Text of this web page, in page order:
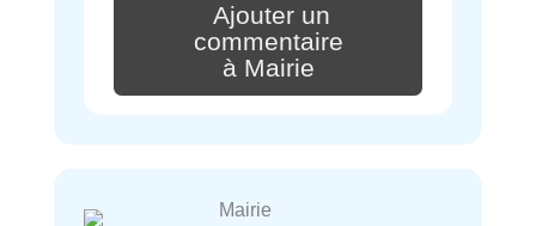
Ajouter un
commentaire
à Mairie
Mairie